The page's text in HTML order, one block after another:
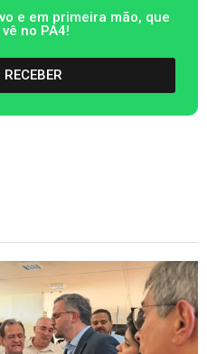
e em primeira mão, que
no PA4!
RECEBER